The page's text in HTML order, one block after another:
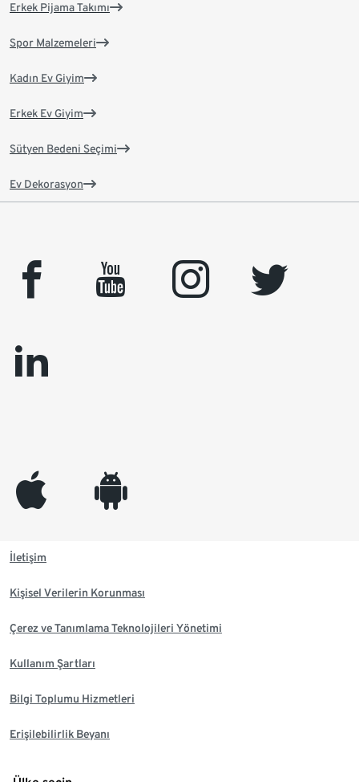
Erkek Pijama Takımı
Spor Malzemeleri
Kadın Ev Giyim
Erkek Ev Giyim
Sütyen Bedeni Seçimi
Ev Dekorasyon
facebook youtube instagram
twitter
linkedin
appleinc android
İletişim
Kişisel Verilerin Korunması
Çerez ve Tanımlama Teknolojileri Yönetimi
Kullanım Şartları
Bilgi Toplumu Hizmetleri
Erişilebilirlik Beyanı